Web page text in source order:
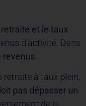
retraite et le taux
d’activité. Dans
revenus
retraite à taux plein,
pas dépasser un